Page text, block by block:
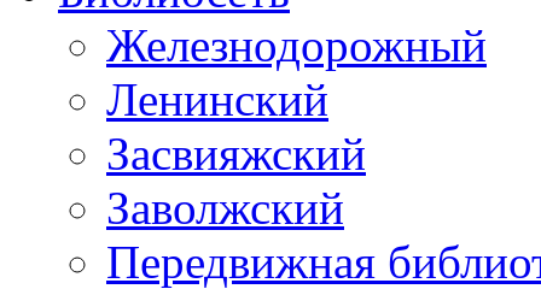
Железнодорожный
Ленинский
Засвияжский
Заволжский
Передвижная